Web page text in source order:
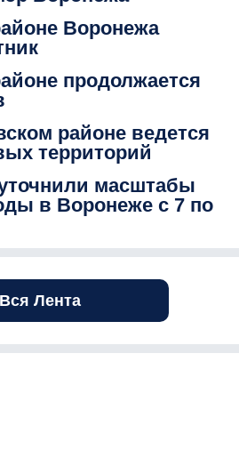
Воронежа
продолжается
районе ведется
территорий
масштабы
в Воронеже с 7 по
Вся Лента